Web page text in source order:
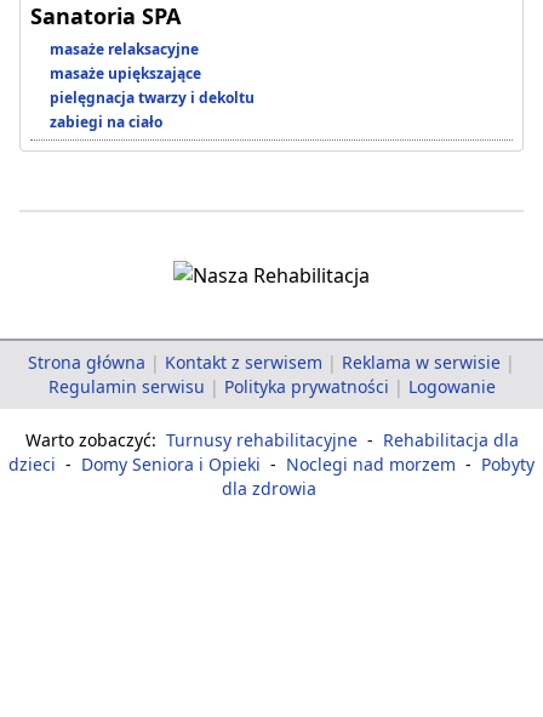
Sanatoria SPA
masaże relaksacyjne
masaże upiększające
pielęgnacja twarzy i dekoltu
zabiegi na ciało
Strona główna | Kontakt z serwisem | Reklama w serwisie |
Regulamin serwisu | Polityka prywatności | Logowanie
Warto zobaczyć: Turnusy rehabilitacyjne - Rehabilitacja dla
dzieci - Domy Seniora i Opieki - Noclegi nad morzem - Pobyty
dla zdrowia